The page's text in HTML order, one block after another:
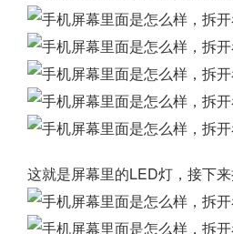
这就是屏幕里的LED灯，接下